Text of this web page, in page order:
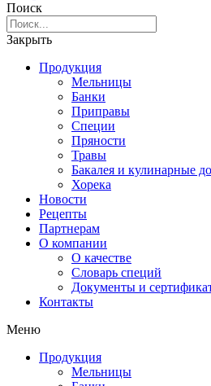
Поиск
Закрыть
Продукция
Мельницы
Банки
Приправы
Специи
Пряности
Травы
Бакалея и кулинарные
Хорека
Новости
Рецепты
Партнерам
О компании
О качестве
Словарь специй
Документы и
Контакты
Меню
Продукция
Мельницы